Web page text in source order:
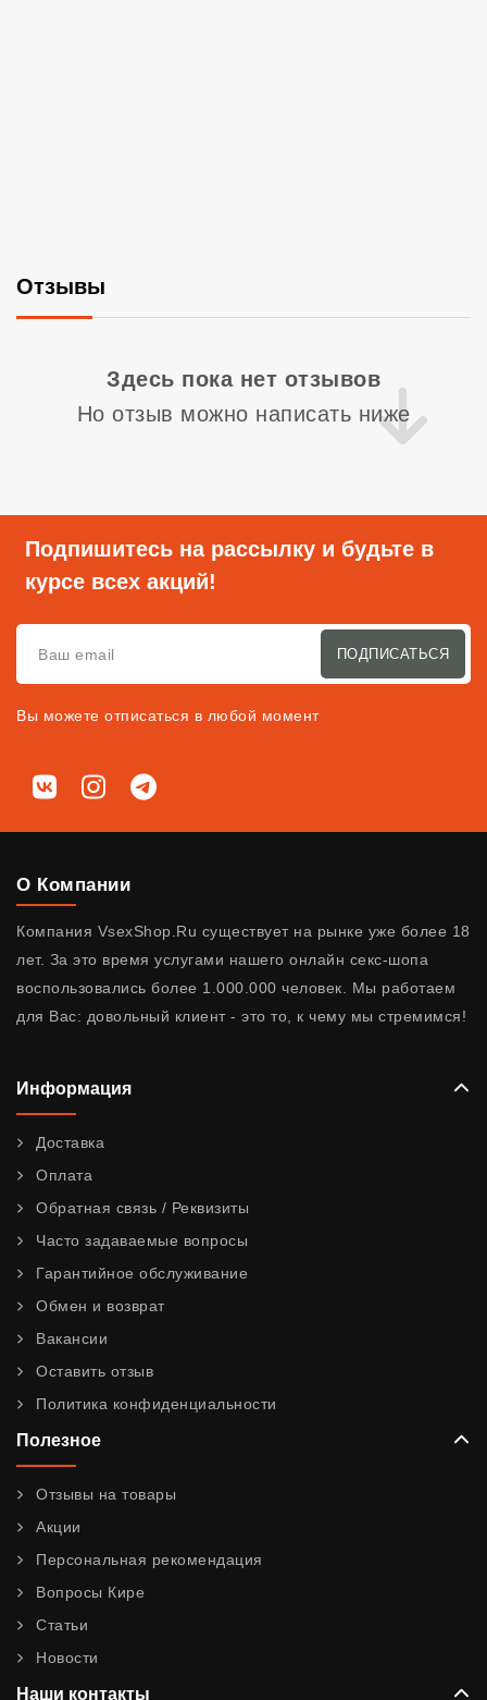
Отзывы
Здесь пока нет отзывов
Но отзыв можно написать ниже
Подпишитесь на рассылку и будьте в
курсе всех акций!
ПОДПИСАТЬСЯ
Вы можете отписаться в любой момент
Мы в соц. сетях
ВКонтактеInstagramTelegram
О Компании
Компания VsexShop.Ru существует на рынке уже более 18
лет. За это время услугами нашего онлайн секс-шопа
воспользовались более 1.000.000 человек. Мы работаем
для Вас: довольный клиент - это то, к чему мы стремимся!
Информация
Доставка
Оплата
Обратная связь / Реквизиты
Часто задаваемые вопросы
Гарантийное обслуживание
Обмен и возврат
Вакансии
Оставить отзыв
Политика конфиденциальности
Полезное
Отзывы на товары
Акции
Персональная рекомендация
Вопросы Кире
Статьи
Новости
Наши контакты